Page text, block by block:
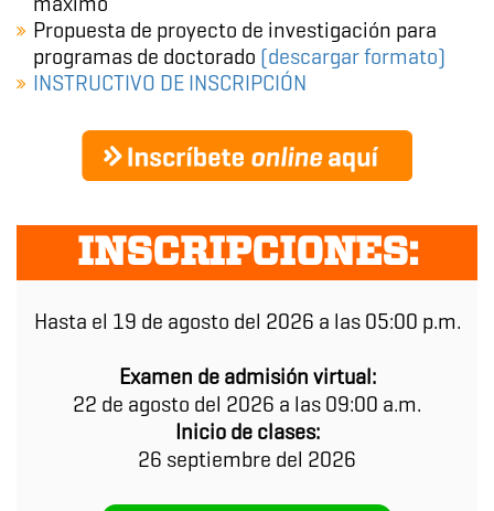
Propuesta de proyecto de investigación para
programas de doctorado (descargar formato)
INSTRUCTIVO DE INSCRIPCIÓN
INSCRIPCIONES:
Hasta el 19 de agosto del 2026 a las 05:00 p.m.
Examen de admisión virtual:
22 de agosto del 2026 a las 09:00 a.m.
Inicio de clases:
26 septiembre del 2026